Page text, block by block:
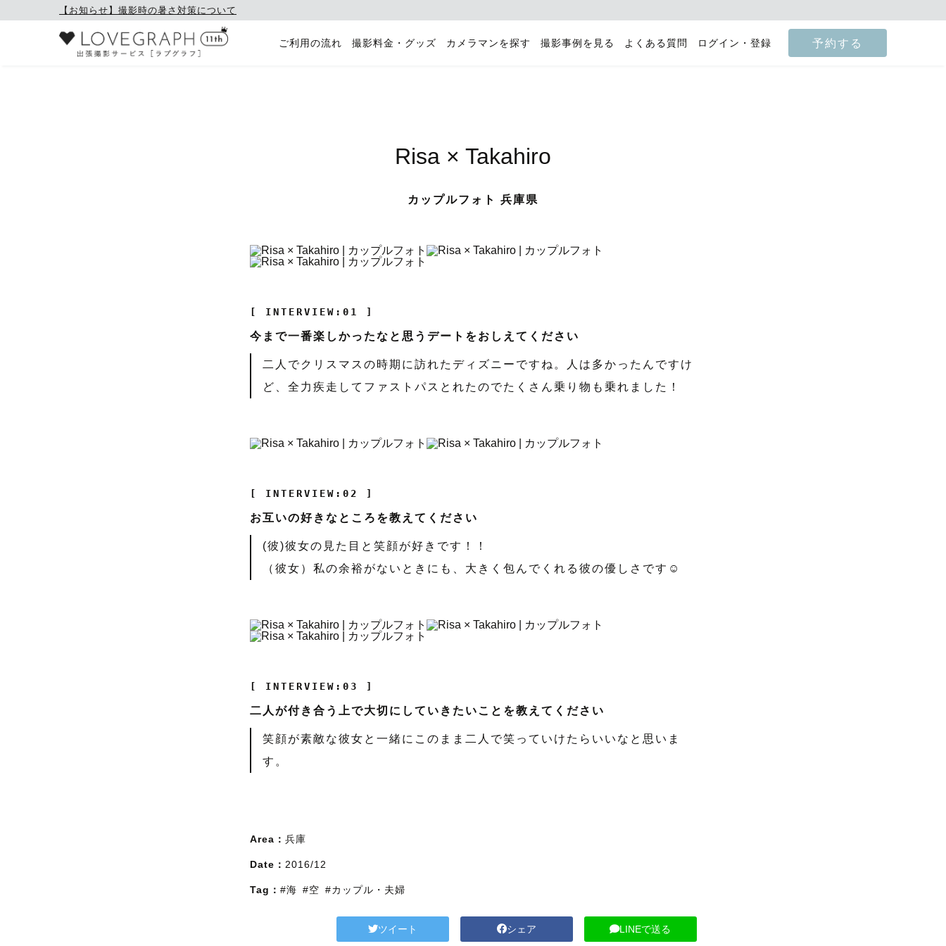
【お知らせ】撮影時の暑さ対策について
ご利用の流れ 撮影料金・グッズ カメラマンを探す 撮影事例を見る よくある質問 ログイン・登録 予約する
Risa × Takahiro
カップルフォト 兵庫県
[ INTERVIEW:01 ]
今まで一番楽しかったなと思うデートをおしえてください
二人でクリスマスの時期に訪れたディズニーですね。人は多かったんですけ
ど、全力疾走してファストパスとれたのでたくさん乗り物も乗れました！
[ INTERVIEW:02 ]
お互いの好きなところを教えてください
(彼)彼女の見た目と笑顔が好きです！！
（彼女）私の余裕がないときにも、大きく包んでくれる彼の優しさです☺️
[ INTERVIEW:03 ]
二人が付き合う上で大切にしていきたいことを教えてください
笑顔が素敵な彼女と一緒にこのまま二人で笑っていけたらいいなと思いま
す。
Area： 兵庫
Date： 2016/12
Tag： #海 #空 #カップル・夫婦
ツイート シェア LINEで送る